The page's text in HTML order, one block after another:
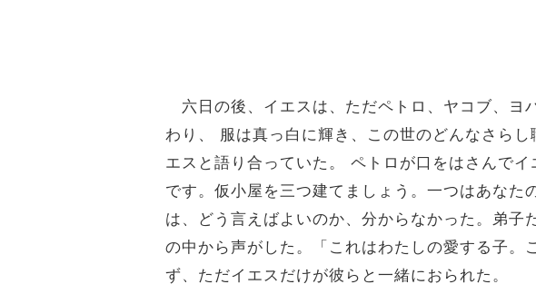
六日の後、イエスは、ただペトロ、ヤコブ、ヨ
わり、 服は真っ白に輝き、この世のどんなさら
エスと語り合っていた。 ペトロが口をはさんで
です。仮小屋を三つ建てましょう。一つはあなた
は、どう言えばよいのか、分からなかった。弟
の中から声がした。「これはわたしの愛する子。
ず、ただイエスだけが彼らと一緒におられた。